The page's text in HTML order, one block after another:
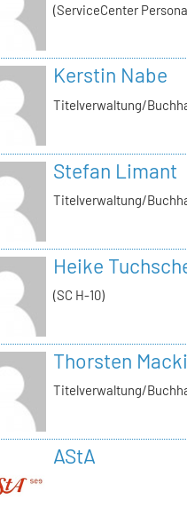
(ServiceCenter
Kerstin Nabe
Titelverwaltung/
Stefan Limant
Titelverwaltung/
Heike
(SC H-10)
Thorsten
Titelverwaltung/
AStA